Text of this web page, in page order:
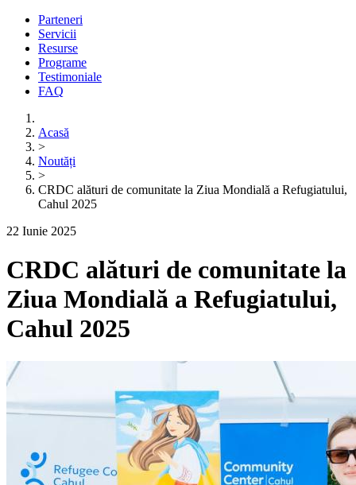
Parteneri
Servicii
Resurse
Programe
Testimoniale
FAQ
Acasă
>
Noutăți
>
CRDC alături de comunitate la Ziua Mondială a Refugiatului,
Cahul 2025
22 Iunie 2025
CRDC alături de comunitate la
Ziua Mondială a Refugiatului,
Cahul 2025